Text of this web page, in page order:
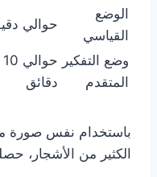
الوضع
القياسي
حوالي
وضع التفكير
المتقدم
حوالي 10
دقائق
باستخدام نفس صورة
الكثير من الأشجار،